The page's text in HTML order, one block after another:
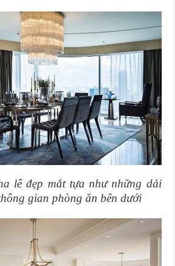
lê đẹp mắt tựa như những dải
gian phòng ăn bên dưới